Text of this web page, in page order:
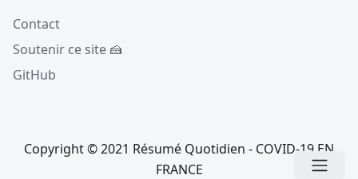
Contact
Soutenir ce site 🍰
GitHub
Copyright © 2021 Résumé Quotidien - COVID-19 EN
FRANCE